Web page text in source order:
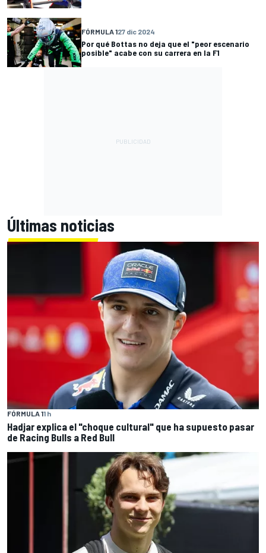
FÓRMULA 127 dic 2024
Por qué Bottas no deja que el "peor escenario
posible" acabe con su carrera en la F1
Últimas noticias
FÓRMULA 11 h
Hadjar explica el "choque cultural" que ha supuesto pasar
de Racing Bulls a Red Bull